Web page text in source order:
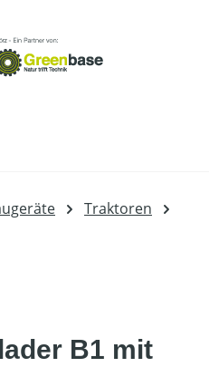
Traktoren
B1 mit